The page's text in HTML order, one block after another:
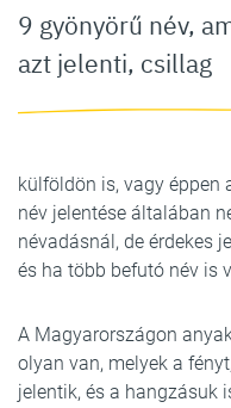
9 gyönyörű név,
azt jelenti, csillag
külföldön is, vagy éppen
név jelentése általában
névadásnál, de érdekes
és ha több befutó név is
A Magyarországon
olyan van, melyek a
jelentik, és a hangzásuk